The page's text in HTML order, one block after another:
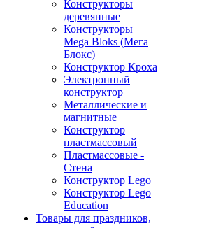
Конструкторы
деревянные
Конструкторы
Mega Bloks (Мега
Блокс)
Конструктор Кроха
Электронный
конструктор
Металлические и
магнитные
Конструктор
пластмассовый
Пластмассовые -
Стена
Конструктор Lego
Конструктор Lego
Education
Товары для праздников,